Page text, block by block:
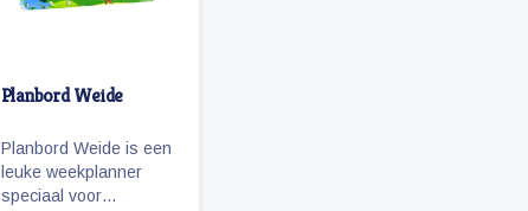
Planbord Weide
Planbord Weide is een
leuke weekplanner
speciaal voor